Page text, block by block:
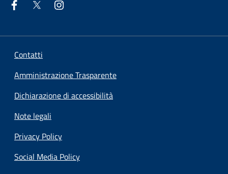
Contatti
Amministrazione Trasparente
Dichiarazione di accessibilità
Note legali
Privacy Policy
Social Media Policy